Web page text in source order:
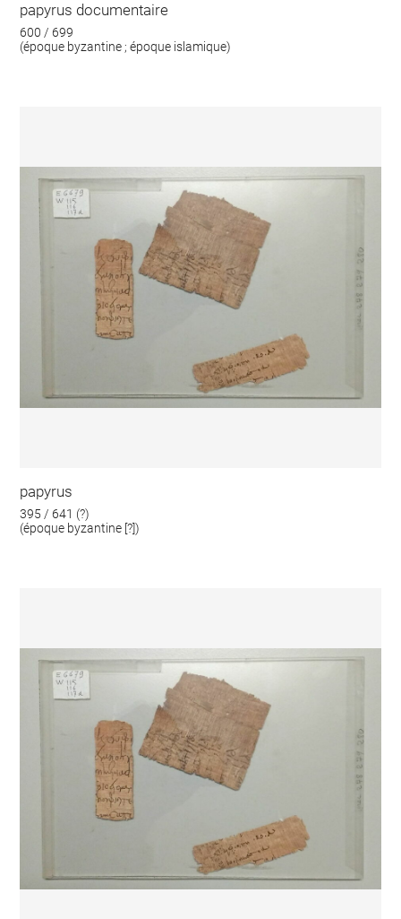
papyrus documentaire
600 / 699
(époque byzantine ; époque islamique)
papyrus
395 / 641 (?)
(époque byzantine [?])